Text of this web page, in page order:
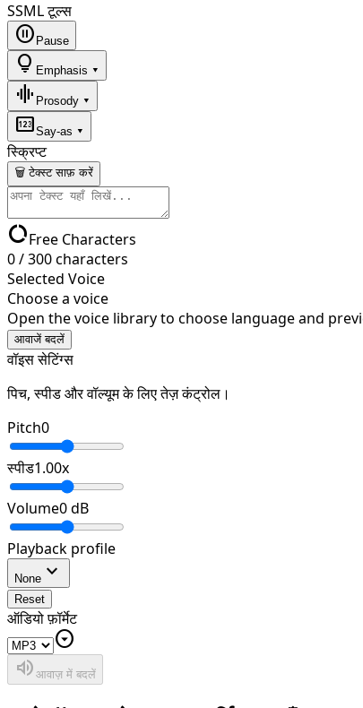
SSML टूल्स
pause_circle Pause
lightbulb Emphasis ▾
graphic_eq Prosody ▾
pinSay-as ▾
स्क्रिप्ट
🗑 टेक्स्ट साफ़ करें
data_usageFree Characters
0/300characters
Selected Voice
Choose a voice
Open the voice library to choose language and
आवाजें बदलें
वॉइस सेटिंग्स
पिच, स्पीड और वॉल्यूम के लिए तेज़ कंट्रोल।
Pitch0
स्पीड1.00x
Volume0dB
Playback profile
None expand_more
Reset
ऑडियो फ़ॉर्मेट
arrow_drop_down_circle
volume_up आवाज़ में बदलें